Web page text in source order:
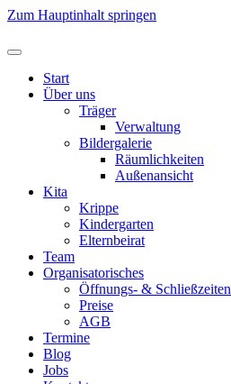
Zum Hauptinhalt springen
Start
Über uns
Träger
Verwaltung
Bildergalerie
Räumlichkeiten
Außenansicht
Kita
Krippe
Kindergarten
Elternbeirat
Team
Organisatorisches
Öffnungs- & Schließzeiten
Preise
AGB
Termine
Blog
Jobs